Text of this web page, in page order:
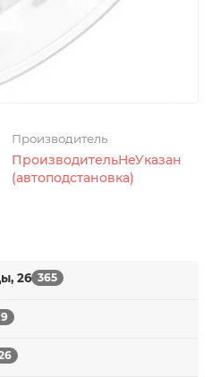
Производитель
ПроизводительНеУказан
(автоподстановка)
26 365